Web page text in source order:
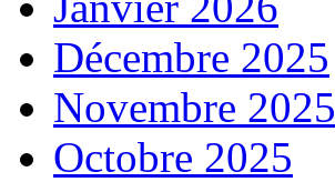
Décembre 2025
Novembre 2025
Octobre 2025